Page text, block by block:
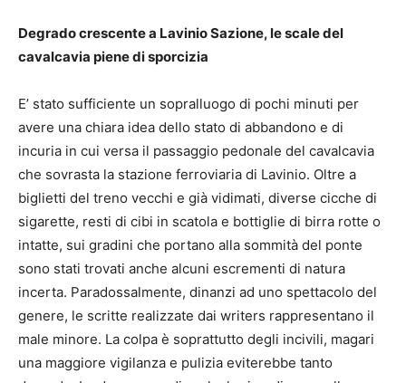
Degrado crescente a Lavinio Sazione, le scale del
cavalcavia piene di sporcizia
E’ stato sufficiente un sopralluogo di pochi minuti per
avere una chiara idea dello stato di abbandono e di
incuria in cui versa il passaggio pedonale del cavalcavia
che sovrasta la stazione ferroviaria di Lavinio. Oltre a
biglietti del treno vecchi e già vidimati, diverse cicche di
sigarette, resti di cibi in scatola e bottiglie di birra rotte o
intatte, sui gradini che portano alla sommità del ponte
sono stati trovati anche alcuni escrementi di natura
incerta. Paradossalmente, dinanzi ad uno spettacolo del
genere, le scritte realizzate dai writers rappresentano il
male minore. La colpa è soprattutto degli incivili, magari
una maggiore vigilanza e pulizia eviterebbe tanto